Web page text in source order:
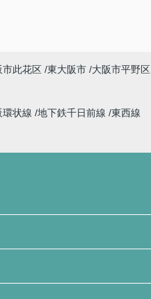
市此花区 東大阪市 大阪市平野区
環状線 地下鉄千日前線 東西線